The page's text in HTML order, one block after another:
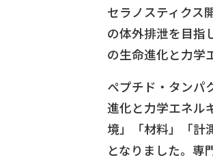
セラノスティクス
の体外排泄を目指
の生命進化と力学
ペプチド・タンパ
進化と力学エネル
境」「材料」「計
となりました。専